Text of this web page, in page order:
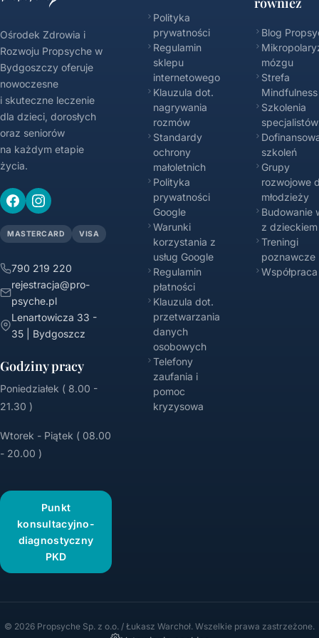
Ośrodek Zdrowia i
Rozwoju Propsyche w
Bydgoszczy oferuje
nowoczesne
i skuteczne leczenie
dla dzieci, dorosłych
oraz seniorów
na każdym etapie
życia.
MASTERCARD VISA
790 219 220
rejestracja@pro-
psyche.pl
Lenartowicza 33 -
35 | Bydgoszcz
Godziny pracy
Poniedziałek ( 8.00 -
21.30 )
Wtorek - Piątek ( 08.00
- 20.00 )
Punkt
konsultacyjno-
diagnostyczny
PKD
Polityka
prywatności
Regulamin
sklepu
internetowego
Klauzula dot.
nagrywania
rozmów
Standardy
ochrony
małoletnich
Polityka
prywatności
Google
Warunki
korzystania z
usług Google
Regulamin
płatności
Klauzula dot.
przetwarzania
danych
osobowych
Telefony
zaufania i
pomoc
kryzysowa
Blog
mózgu
Strefa
Mindfulness
Szkolenia
specjalistów
szkoleń
Grupy
rozwojowe
młodzieży
Budowanie
z dzieckiem
Treningi
poznawcze
Współpraca
© 2026 Propsyche Sp. z o.o. / Łukasz Warchoł. Wszelkie prawa zastrzeżone.